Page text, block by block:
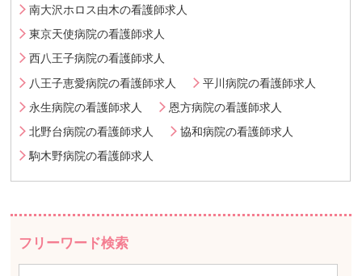
南大沢ホロス由木の看護師求人
東京天使病院の看護師求人
西八王子病院の看護師求人
八王子恵愛病院の看護師求人
平川病院の看護師求人
永生病院の看護師求人
恩方病院の看護師求人
北野台病院の看護師求人
協和病院の看護師求人
駒木野病院の看護師求人
フリーワード検索